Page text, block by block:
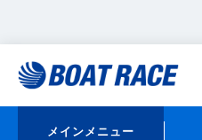
メインメニュー